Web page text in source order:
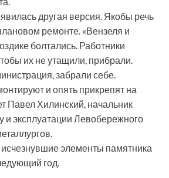
другая версия. Якобы речь
ремонте. «Вензеля и
болтались. Работники
их не утащили, прибрали.
забрали себе.
и опять прикрепят на
Павел Хилинский, начальник
и эксплуатации Левобережного
элементы памятника
год.